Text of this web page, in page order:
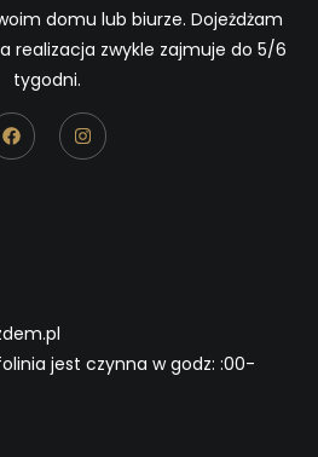
domu lub biurze. Dojeżdżam
realizacja zwykle zajmuje do 5/6
tygodni.
jest czynna w godz: :00-